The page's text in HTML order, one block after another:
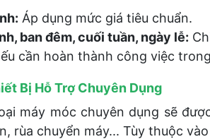
Áp dụng mức giá tiêu chuẩn.
ban đêm, cuối tuần, ngày lễ:
cần hoàn thành công việc
Bị Hỗ Trợ Chuyên Dụng
máy móc chuyên dụng sẽ
rùa chuyển máy... Tùy thuộc